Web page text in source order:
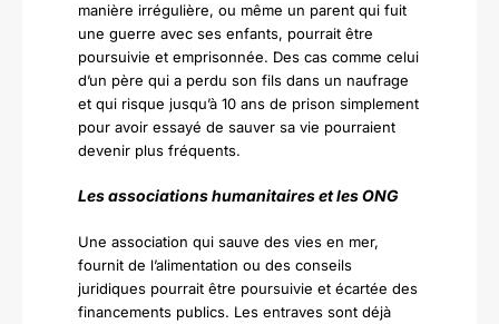
manière irrégulière, ou même un parent qui fuit
une guerre avec ses enfants, pourrait être
poursuivie et emprisonnée. Des cas comme celui
d’un père qui a perdu son fils dans un naufrage
et qui risque jusqu’à 10 ans de prison simplement
pour avoir essayé de sauver sa vie pourraient
devenir plus fréquents.
Les associations humanitaires et les ONG
Une association qui sauve des vies en mer,
fournit de l’alimentation ou des conseils
juridiques pourrait être poursuivie et écartée des
financements publics. Les entraves sont déjà